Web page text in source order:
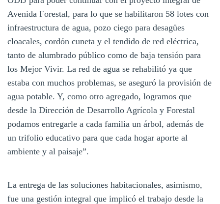
Avenida Forestal, para lo que se habilitaron 58 lotes con
infraestructura de agua, pozo ciego para desagües
cloacales, cordón cuneta y el tendido de red eléctrica,
tanto de alumbrado público como de baja tensión para
los Mejor Vivir. La red de agua se rehabilitó ya que
estaba con muchos problemas, se aseguró la provisión de
agua potable. Y, como otro agregado, logramos que
desde la Dirección de Desarrollo Agrícola y Forestal
podamos entregarle a cada familia un árbol, además de
un trifolio educativo para que cada hogar aporte al
ambiente y al paisaje”.
La entrega de las soluciones habitacionales, asimismo,
fue una gestión integral que implicó el trabajo desde la